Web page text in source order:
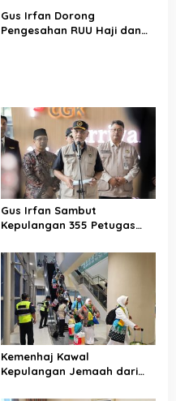
Gus Irfan Dorong
Pengesahan RUU Haji dan
Gus Irfan Sambut
Kepulangan 355 Petugas
Kemenhaj Kawal
Kepulangan Jemaah dari